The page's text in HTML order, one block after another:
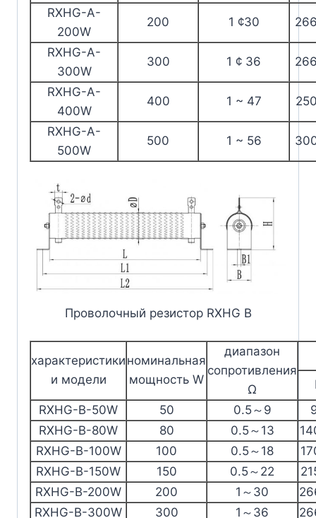
RXHG-A-
200W
200 1 ¢30
RXHG-A-
300W
300 1 ¢ 36
RXHG-A-
400W
400 1 ~ 47
RXHG-A-
500W
500 1 ~ 56
Проволочный резистор RXHG B
характеристики
и модели
номинальная
мощность W
диапазон
сопротивления
Ω
RXHG-B-50W
50 0.5～9
RXHG-B-80W
80 0.5～13
RXHG-B-100W
100 0.5～18
RXHG-B-150W
150 0.5～22
RXHG-B-200W
200 1～30
RXHG-B-300W
300 1～36